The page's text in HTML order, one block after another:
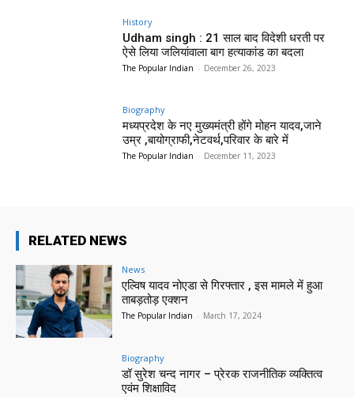
History
Udham singh : 21 साल बाद विदेशी धरती पर
ऐसे लिया जलियांवाला बाग हत्याकांड का बदला
The Popular Indian - December 26, 2023
Biography
मध्यप्रदेश के नए मुख्यमंत्री होंगे मोहन यादव,जाने
उम्र ,बायोग्राफी,नेटवर्थ,परिवार के बारे में
The Popular Indian - December 11, 2023
RELATED NEWS
News
एल्विष यादव नोएडा से गिरफ्तार , इस मामले में हुआ
ताबड़तोड़ एक्शन
The Popular Indian - March 17, 2024
Biography
डॉ सुरेश चन्द नागर – प्रेरक राजनीतिक व्यक्तित्व
एवंम शिक्षाविद